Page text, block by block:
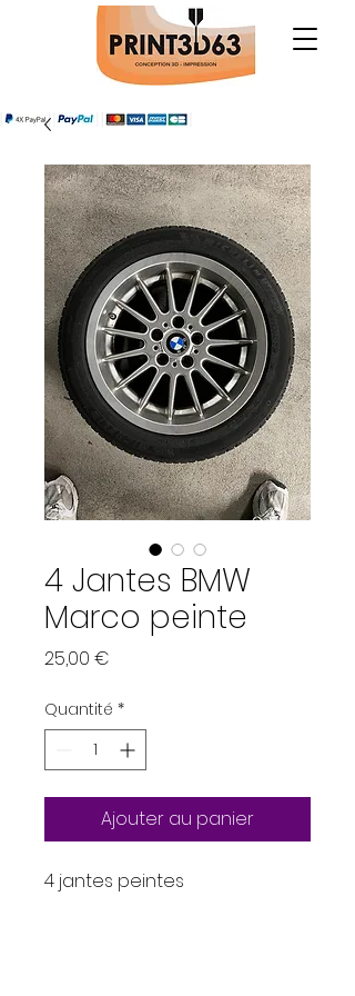
4 Jantes BMW
Marco peinte
25,00 €
Quantité *
Ajouter au panier
4 jantes peintes